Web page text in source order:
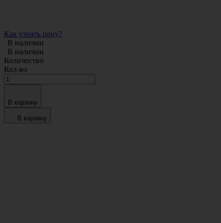
Как узнать цену?
В наличии
В наличии
Количество
Кол-во
В корзину
В корзину